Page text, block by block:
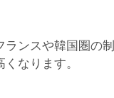
ンスや韓国圏の
なります。